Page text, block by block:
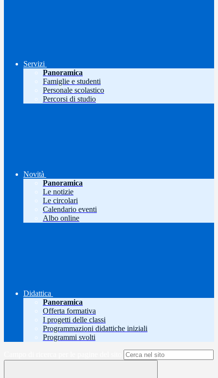
Servizi
Panoramica
Famiglie e studenti
Personale scolastico
Percorsi di studio
Novità
Panoramica
Le notizie
Le circolari
Calendario eventi
Albo online
Didattica
Panoramica
Offerta formativa
I progetti delle classi
Programmazioni didattiche iniziali
Programmi svolti